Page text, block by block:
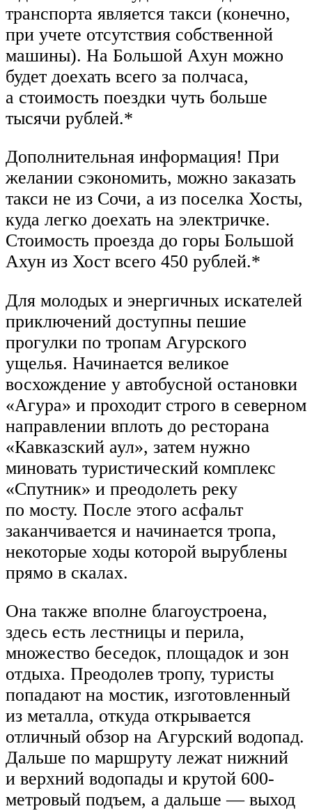
транспорта является такси (конечно,
при учете отсутствия собственной
машины). На Большой Ахун можно
будет доехать всего за полчаса,
а стоимость поездки чуть больше
тысячи рублей.*
Дополнительная информация! При
желании сэкономить, можно заказать
такси не из Сочи, а из поселка Хосты,
куда легко доехать на электричке.
Стоимость проезда до горы Большой
Ахун из Хост всего 450 рублей.*
Для молодых и энергичных искателей
приключений доступны пешие
прогулки по тропам Агурского
ущелья. Начинается великое
восхождение у автобусной остановки
«Агура» и проходит строго в северном
направлении вплоть до ресторана
«Кавказский аул», затем нужно
миновать туристический комплекс
«Спутник» и преодолеть реку
по мосту. После этого асфальт
заканчивается и начинается тропа,
некоторые ходы которой вырублены
прямо в скалах.
Она также вполне благоустроена,
здесь есть лестницы и перила,
множество беседок, площадок и зон
отдыха. Преодолев тропу, туристы
попадают на мостик, изготовленный
из металла, откуда открывается
отличный обзор на Агурский водопад.
Дальше по маршруту лежат нижний
и верхний водопады и крутой 600-
метровый подъем, а дальше — выход